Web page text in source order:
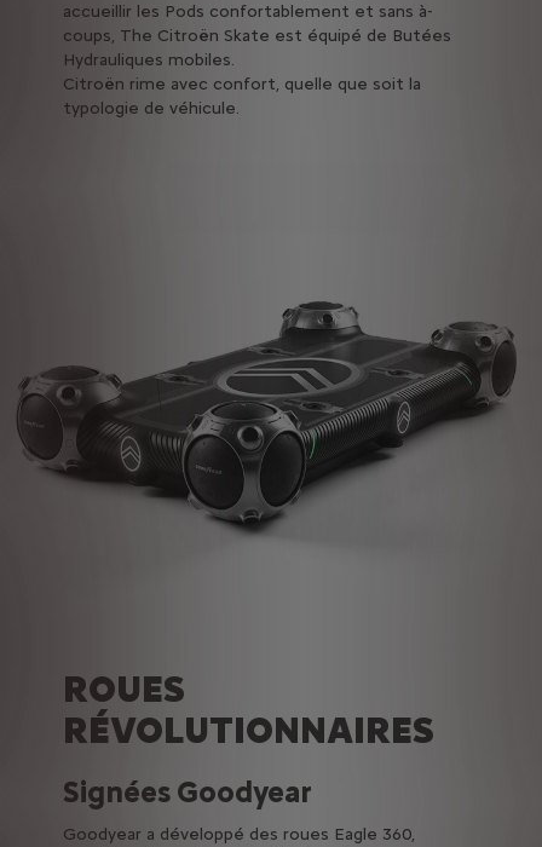
accueillir les Pods confortablement et sans à-
coups, The Citroën Skate est équipé de Butées
Hydrauliques mobiles.
Citroën rime avec confort, quelle que soit la
typologie de véhicule.
ROUES
RÉVOLUTIONNAIRES
Signées Goodyear
Goodyear a développé des roues Eagle 360,